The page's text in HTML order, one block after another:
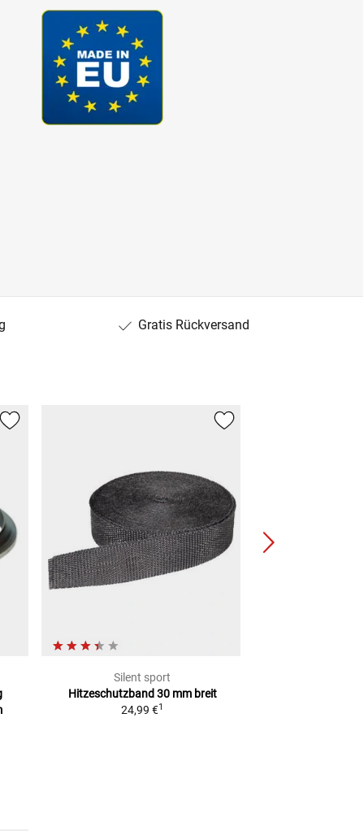
Gratis Rückversand
Silent sport
Hitzeschutzband 30 mm breit
24,99 €1